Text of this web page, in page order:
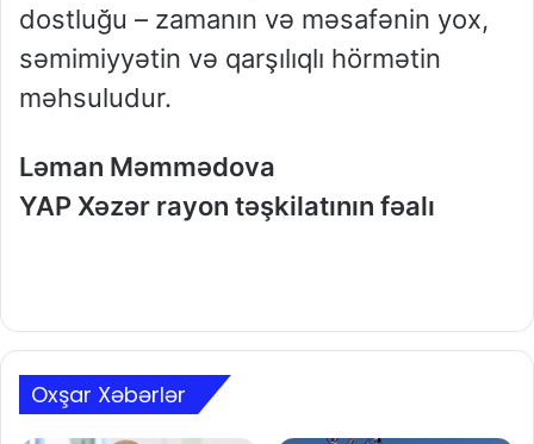
dostluğu – zamanın və məsafənin yox,
səmimiyyətin və qarşılıqlı hörmətin
məhsuludur.
Ləman Məmmədova
YAP Xəzər rayon təşkilatının fəalı
Oxşar Xəbərlər